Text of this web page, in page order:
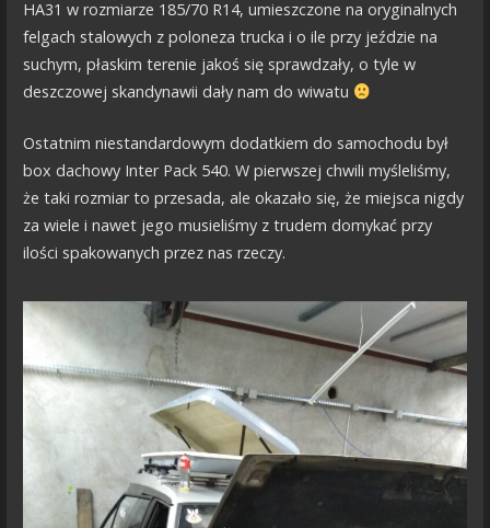
HA31 w rozmiarze 185/70 R14, umieszczone na oryginalnych
felgach stalowych z poloneza trucka i o ile przy jeździe na
suchym, płaskim terenie jakoś się sprawdzały, o tyle w
deszczowej skandynawii dały nam do wiwatu
Ostatnim niestandardowym dodatkiem do samochodu był
box dachowy Inter Pack 540. W pierwszej chwili myśleliśmy,
że taki rozmiar to przesada, ale okazało się, że miejsca nigdy
za wiele i nawet jego musieliśmy z trudem domykać przy
ilości spakowanych przez nas rzeczy.